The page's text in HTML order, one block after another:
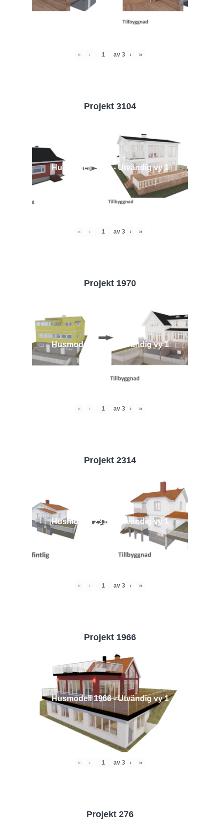
« ‹ av 3 › »
Projekt 3104
Husmodell 3104 - Utvändig vy 1
« ‹ av 3 › »
Projekt 1970
Husmodell 1970 - Utvändig vy 1
« ‹ av 3 › »
Projekt 2314
Husmodell 2314 - Utvändig vy 1
« ‹ av 3 › »
Projekt 1966
Husmodell 1966 - Utvändig vy 1
« ‹ av 3 › »
Projekt 276